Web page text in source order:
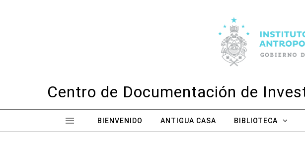
Centro de Documentación de
BIENVENIDO ANTIGUA CASA BIBLIOTECA